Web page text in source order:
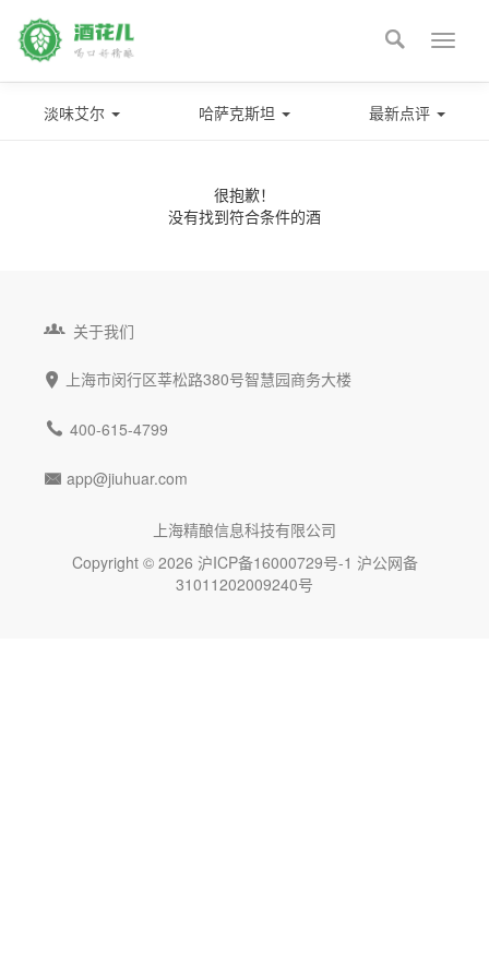
Toggle

淡味艾尔 哈萨克斯坦 最新点评
很抱歉！
没有找到符合条件的酒
 关于我们
 上海市闵行区莘松路380号智慧园商务大楼
 400-615-4799
 app@jiuhuar.com
上海精酿信息科技有限公司
Copyright © 2026 沪ICP备16000729号-1 沪公网备
31011202009240号